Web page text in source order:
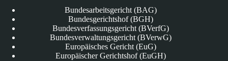
Bundesarbeitsgericht (BAG)
Bundesgerichtshof (BGH)
Bundesverfassungsgericht (BVerfG)
Bundesverwaltungsgericht (BVerwG)
Europäisches Gericht (EuG)
Europäischer Gerichtshof (EuGH)